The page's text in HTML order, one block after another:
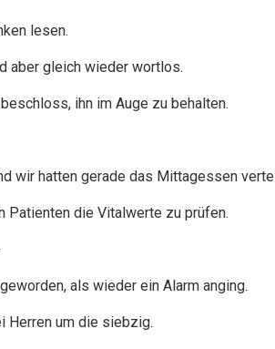
lesen.
aber gleich wieder wortlos.
ihn im Auge zu behalten.
wir hatten gerade das Mittagessen
Patienten die Vitalwerte zu prüfen.
als wieder ein Alarm anging.
Herren um die siebzig.